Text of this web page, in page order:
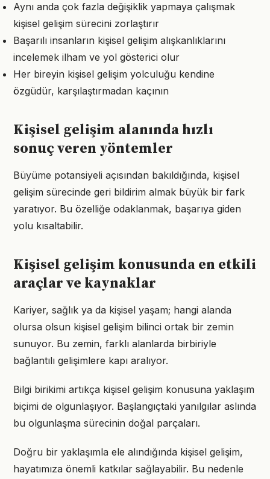
Aynı anda çok fazla değişiklik yapmaya çalışmak
kişisel gelişim sürecini zorlaştırır
Başarılı insanların kişisel gelişim alışkanlıklarını
incelemek ilham ve yol gösterici olur
Her bireyin kişisel gelişim yolculuğu kendine
özgüdür, karşılaştırmadan kaçının
Kişisel gelişim alanında hızlı
sonuç veren yöntemler
Büyüme potansiyeli açısından bakıldığında, kişisel
gelişim sürecinde geri bildirim almak büyük bir fark
yaratıyor. Bu özelliğe odaklanmak, başarıya giden
yolu kısaltabilir.
Kişisel gelişim konusunda en etkili
araçlar ve kaynaklar
Kariyer, sağlık ya da kişisel yaşam; hangi alanda
olursa olsun kişisel gelişim bilinci ortak bir zemin
sunuyor. Bu zemin, farklı alanlarda birbiriyle
bağlantılı gelişimlere kapı aralıyor.
Bilgi birikimi artıkça kişisel gelişim konusuna yaklaşım
biçimi de olgunlaşıyor. Başlangıçtaki yanılgılar aslında
bu olgunlaşma sürecinin doğal parçaları.
Doğru bir yaklaşımla ele alındığında kişisel gelişim,
hayatımıza önemli katkılar sağlayabilir. Bu nedenle